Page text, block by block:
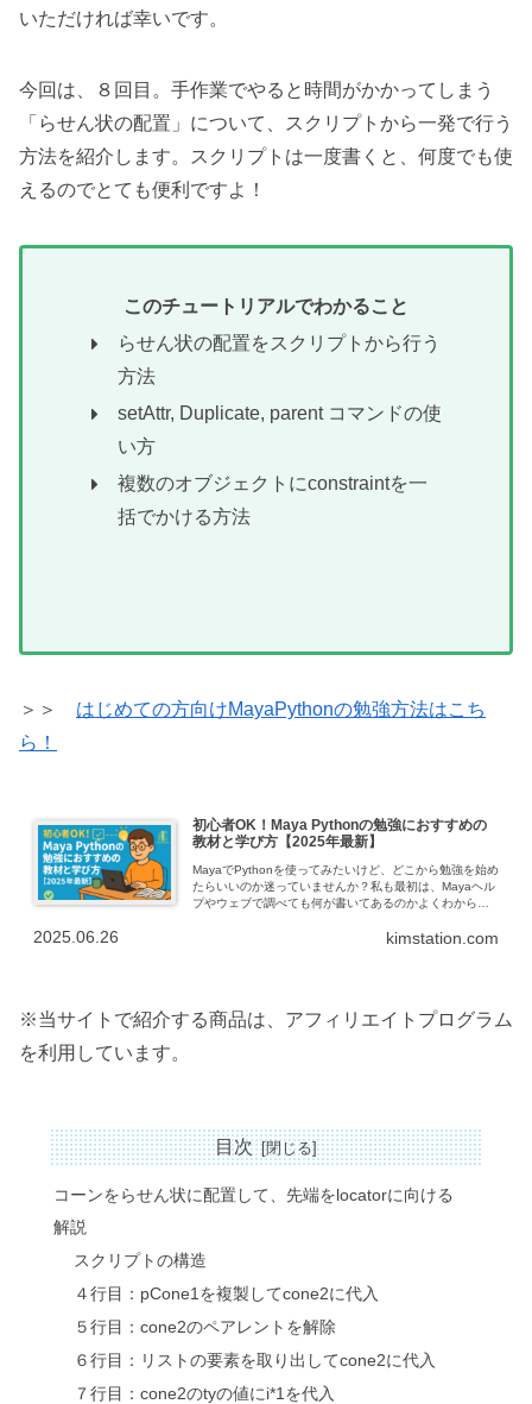
いただければ幸いです。
今回は、８回目。手作業でやると時間がかかってしまう
「らせん状の配置」について、スクリプトから一発で行う
方法を紹介します。スクリプトは一度書くと、何度でも使
えるのでとても便利ですよ！
このチュートリアルでわかること
らせん状の配置をスクリプトから行う
方法
setAttr, Duplicate, parent コマンドの使
い方
複数のオブジェクトにconstraintを一
括でかける方法
＞＞ はじめての方向けMayaPythonの勉強方法はこち
ら！
初心者OK！Maya Pythonの勉強におすすめの
教材と学び方【2025年最新】
MayaでPythonを使ってみたいけど、どこから勉強を始め
たらいいのか迷っていませんか？私も最初は、Mayaヘル
プやウェブで調べても何が書いてあるのかよくわから
kimstation.com
2025.06.26
※当サイトで紹介する商品は、アフィリエイトプログラム
を利用しています。
目次
コーンをらせん状に配置して、先端をlocatorに向ける
解説
スクリプトの構造
４行目：pCone1を複製してcone2に代入
５行目：cone2のペアレントを解除
６行目：リストの要素を取り出してcone2に代入
７行目：cone2のtyの値にi*1を代入